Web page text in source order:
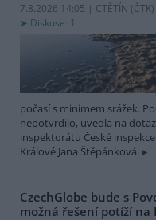
7.8.2026 14:05 | CTĚTÍN (ČTK)
Diskuse: 1
počasí s minimem srážek.
nepotvrdilo, uvedla na
inspektorátu České
Králové Jana Štěpánková.
CzechGlobe bude s
možná řešení potíží na